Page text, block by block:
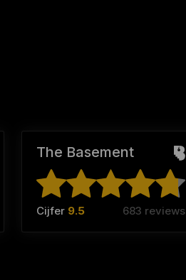
The Basement
Cijfer 9.5 683 reviews